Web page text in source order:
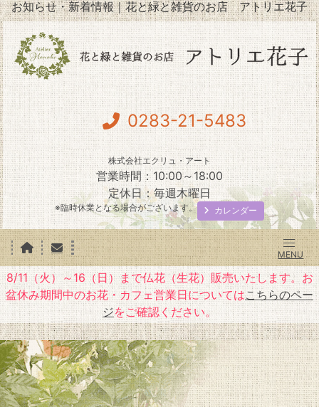
お知らせ・新着情報｜花と緑と雑貨のお店 アトリエ花子
0283-21-5483
株式会社エクリュ・アート
営業時間：10:00～18:00
定休日：毎週木曜日
※臨時休業となる場合がございます。 カレンダー
8/11（火）～16（日）まで仏花（生花）販売いたします。お
盆休み期間中のお花・カフェ営業日についてはこちらのペー
ジをご確認ください。